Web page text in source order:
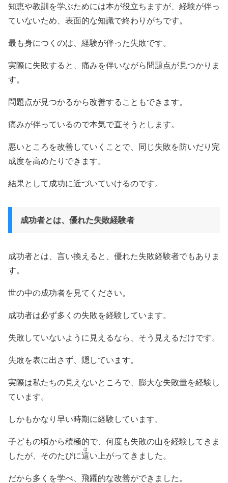
知恵や教訓を学ぶためには本が役立ちますが、経験が伴っ
ていないため、表面的な知識で終わりがちです。
最も身につくのは、経験が伴った失敗です。
実際に失敗すると、痛みを伴いながら問題点が見つかりま
す。
問題点が見つかるから改善することもできます。
痛みが伴っているので本気で直そうとします。
悪いところを改善していくことで、同じ失敗を防いだり完
成度を高めたりできます。
結果として成功に近づいていけるのです。
成功者とは、優れた失敗経験者
成功者とは、言い換えると、優れた失敗経験者でもありま
す。
世の中の成功者を見てください。
成功者は必ず多くの失敗を経験しています。
失敗していないように見えるなら、そう見えるだけです。
失敗を表に出さず、隠しています。
実際は私たちの見えないところで、膨大な失敗量を経験し
ています。
しかもかなり早い時期に経験しています。
子どもの頃から積極的で、何度も失敗の山を経験してきま
したが、そのたびに這
は
い上がってきました。
だから多くを学べ、飛躍的な改善ができました。